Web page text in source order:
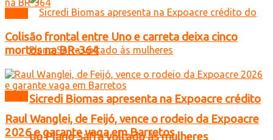
Sicredi Biomas apresenta na Expoacre crédito
do Plano Safra voltado às mulheres
Colisão frontal entre Uno e carreta deixa cinco
mortos na BR-364
Raul Wanglei, de Feijó, vence o rodeio da Expoacre
2026 e garante vaga em Barretos